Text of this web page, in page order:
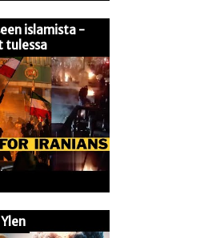
islamista -
tulessa